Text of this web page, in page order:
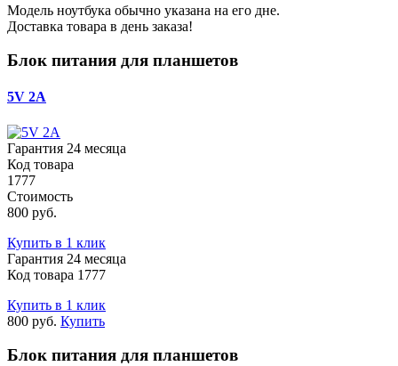
Модель ноутбука обычно указана на его дне.
Доставка товара в день заказа!
Блок питания для планшетов
5V 2A
Гарантия 24 месяца
Код товара
1777
Стоимость
800 руб.
Купить в 1 клик
Гарантия 24 месяца
Код товара 1777
Купить в 1 клик
800 руб. Купить
Блок питания для планшетов